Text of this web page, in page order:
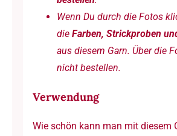
m
Menge
Wenn Du durch die Fotos
die Farben, Strickproben
aus diesem Garn. Über die
nicht bestellen.
Verwendung
Wie schön kann man mit diesem